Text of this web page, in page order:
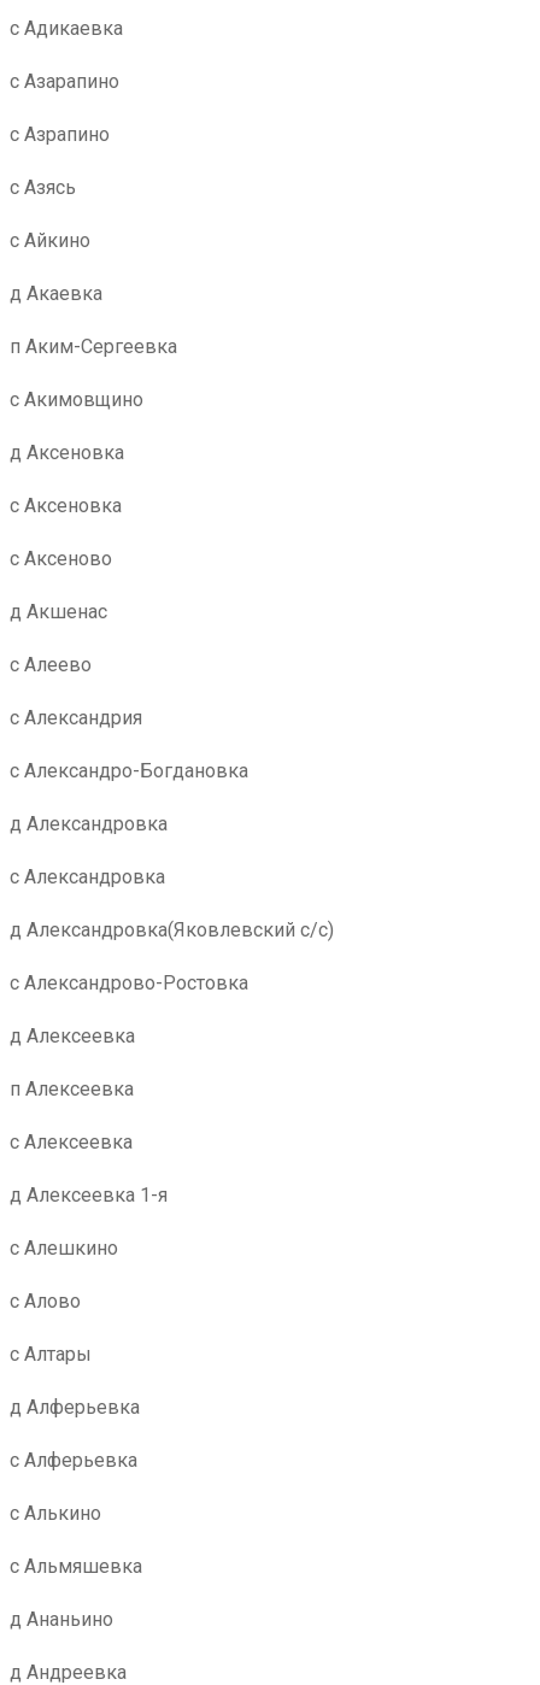
с Адикаевка
с Азарапино
с Азрапино
с Азясь
с Айкино
д Акаевка
п Аким-Сергеевка
с Акимовщино
д Аксеновка
с Аксеновка
с Аксеново
д Акшенас
с Алеево
с Александрия
с Александро-Богдановка
д Александровка
с Александровка
д Александровка(Яковлевский с/с)
с Александрово-Ростовка
д Алексеевка
п Алексеевка
с Алексеевка
д Алексеевка 1-я
с Алешкино
с Алово
с Алтары
д Алферьевка
с Алферьевка
с Алькино
с Альмяшевка
д Ананьино
д Андреевка